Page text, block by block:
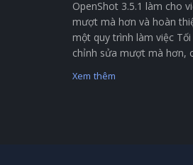
OpenShot 3.5.1 làm cho
mượt mà hơn và hoàn
một quy trình làm việc
chỉnh sửa mượt mà hơn,
Xem thêm